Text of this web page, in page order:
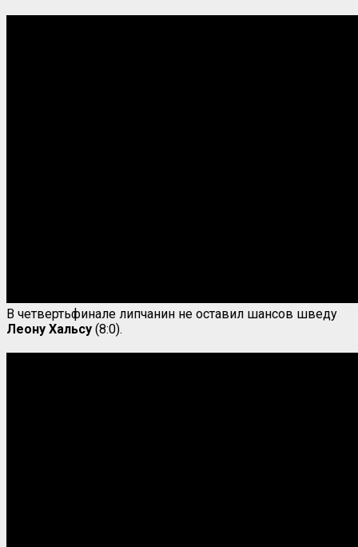
В четвертьфинале липчанин не оставил шансов шведу
Леону Хальсу (8:0).